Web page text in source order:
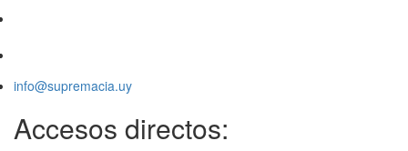
info@supremacia.uy
Accesos directos: